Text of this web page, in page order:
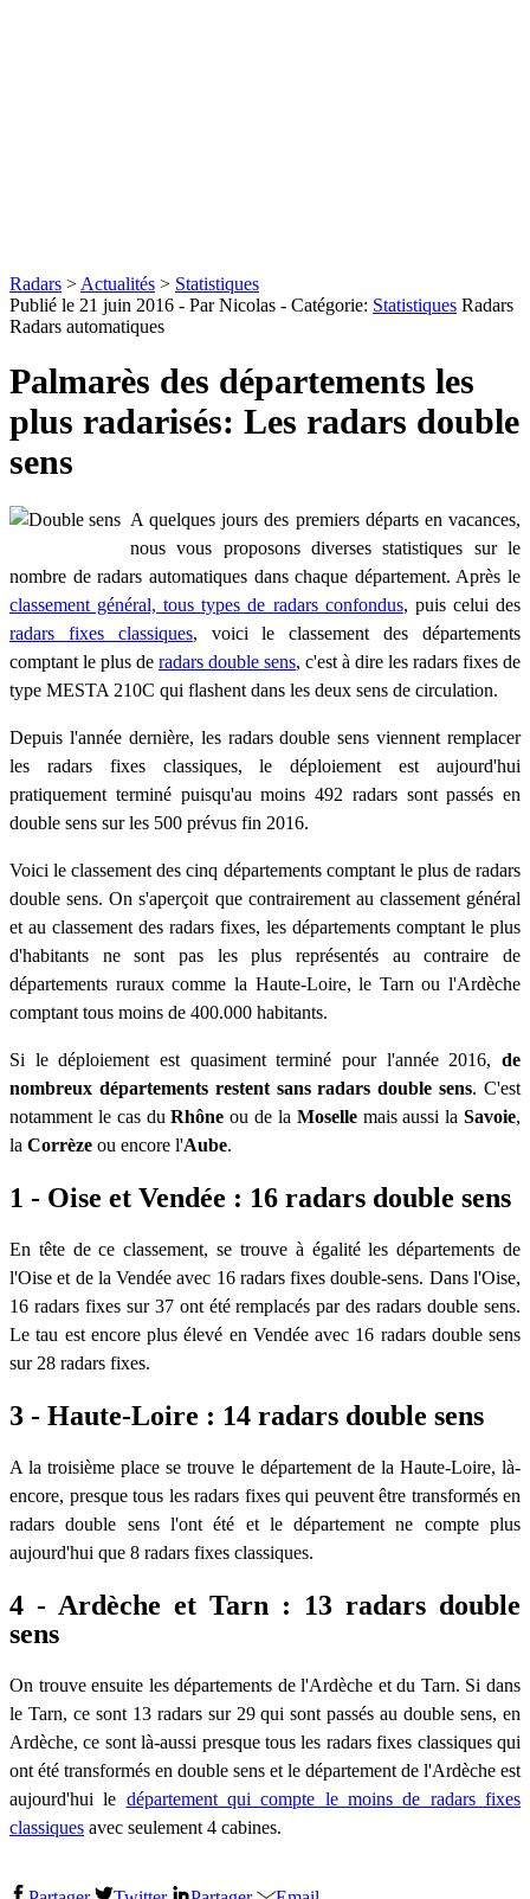
Radars > Actualités > Statistiques
Publié le 21 juin 2016 - Par Nicolas - Catégorie: Statistiques Radars
Radars automatiques
Palmarès des départements les
plus radarisés: Les radars double
sens
A quelques jours des premiers départs en vacances,
nous vous proposons diverses statistiques sur le
nombre de radars automatiques dans chaque département. Après le
classement général, tous types de radars confondus, puis celui des
radars fixes classiques, voici le classement des départements
comptant le plus de radars double sens, c'est à dire les radars fixes de
type MESTA 210C qui flashent dans les deux sens de circulation.
Depuis l'année dernière, les radars double sens viennent remplacer
les radars fixes classiques, le déploiement est aujourd'hui
pratiquement terminé puisqu'au moins 492 radars sont passés en
double sens sur les 500 prévus fin 2016.
Voici le classement des cinq départements comptant le plus de radars
double sens. On s'aperçoit que contrairement au classement général
et au classement des radars fixes, les départements comptant le plus
d'habitants ne sont pas les plus représentés au contraire de
départements ruraux comme la Haute-Loire, le Tarn ou l'Ardèche
comptant tous moins de 400.000 habitants.
Si le déploiement est quasiment terminé pour l'année 2016, de
nombreux départements restent sans radars double sens. C'est
notamment le cas duRhône ou de la Mosellemais aussi laSavoie,
la Corrèze ou encore l'Aube.
1 - Oise et Vendée : 16 radars double sens
En tête de ce classement, se trouve à égalité les départements de
l'Oise et de la Vendée avec 16 radars fixes double-sens. Dans l'Oise,
16 radars fixes sur 37 ont été remplacés par des radars double sens.
Le tau est encore plus élevé en Vendée avec 16 radars double sens
sur 28 radars fixes.
3 - Haute-Loire : 14 radars double sens
A la troisième place se trouve le département de la Haute-Loire, là-
encore, presque tous les radars fixes qui peuvent être transformés en
radars double sens l'ont été et le département ne compte plus
aujourd'hui que 8 radars fixes classiques.
4 - Ardèche et Tarn : 13 radars double
sens
On trouve ensuite les départements de l'Ardèche et du Tarn. Si dans
le Tarn, ce sont 13 radars sur 29 qui sont passés au double sens, en
Ardèche, ce sont là-aussi presque tous les radars fixes classiques qui
ont été transformés en double sens et le département de l'Ardèche est
aujourd'hui le département qui compte le moins de radars fixes
classiques avec seulement 4 cabines.